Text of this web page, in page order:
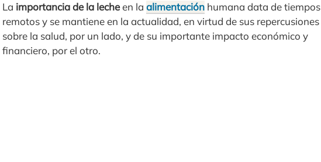
La importancia de la lecheen la alimentación humana data de tiempos
remotos y se mantiene en la actualidad, en virtud de sus repercusiones
sobre la salud, por un lado, y de su importante impacto económico y
financiero, por el otro.